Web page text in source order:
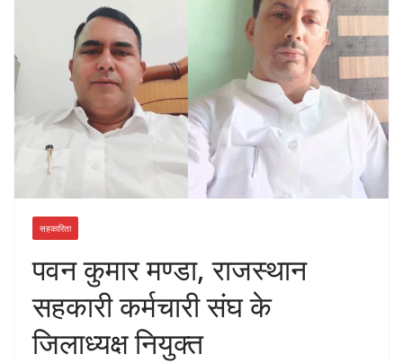
सहकारिता
पवन कुमार मण्डा, राजस्थान
सहकारी कर्मचारी संघ के
जिलाध्यक्ष नियुक्त